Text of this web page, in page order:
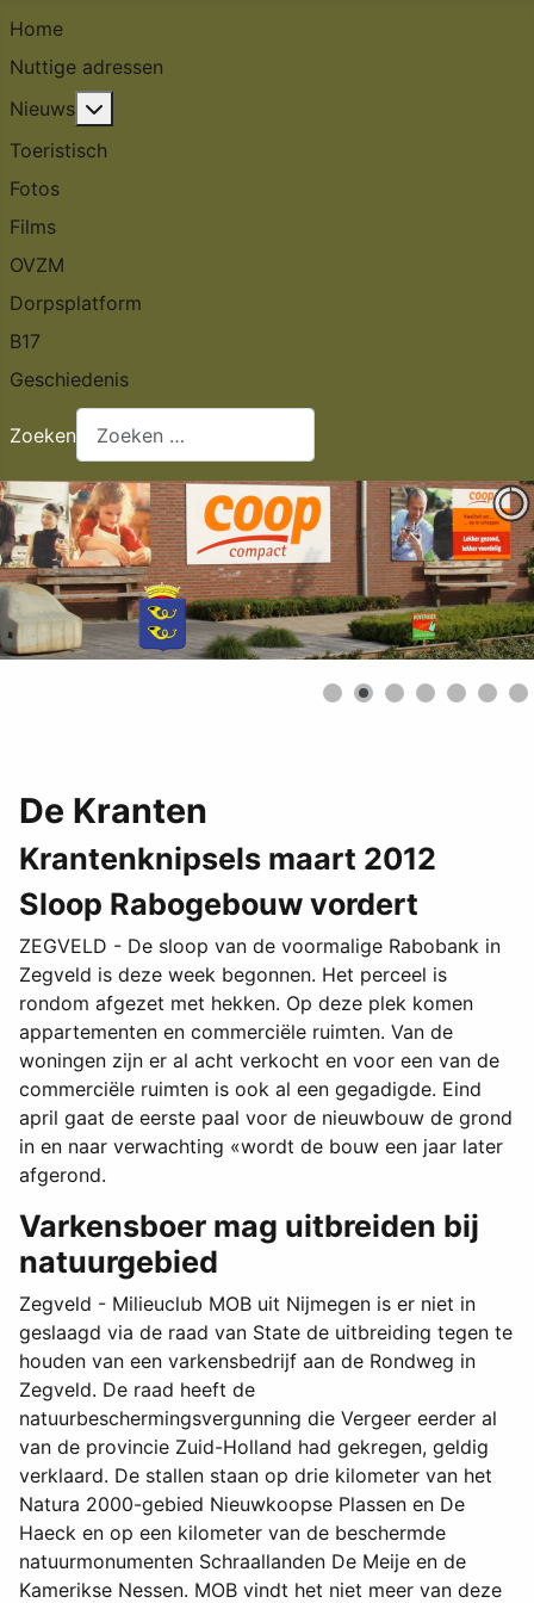
Home
Nuttige adressen
Nieuws
Toeristisch
Fotos
Films
OVZM
Dorpsplatform
B17
Geschiedenis
Zoeken
De Kranten
Krantenknipsels maart 2012
Sloop Rabogebouw vordert
ZEGVELD - De sloop van de voormalige Rabobank in
Zegveld is deze week begonnen. Het perceel is
rondom afgezet met hekken. Op deze plek komen
appartementen en commerciële ruimten. Van de
woningen zijn er al acht verkocht en voor een van de
commerciële ruimten is ook al een gegadigde. Eind
april gaat de eerste paal voor de nieuwbouw de grond
in en naar verwachting «wordt de bouw een jaar later
afgerond.
Varkensboer mag uitbreiden bij
natuurgebied
Zegveld - Milieuclub MOB uit Nijmegen is er niet in
geslaagd via de raad van State de uitbreiding tegen te
houden van een varkensbedrijf aan de Rondweg in
Zegveld. De raad heeft de
natuurbeschermingsvergunning die Vergeer eerder al
van de provincie Zuid-Holland had gekregen, geldig
verklaard. De stallen staan op drie kilometer van het
Natura 2000-gebied Nieuwkoopse Plassen en De
Haeck en op een kilometer van de beschermde
natuurmonumenten Schraallanden De Meije en de
Kamerikse Nessen. MOB vindt het niet meer van deze